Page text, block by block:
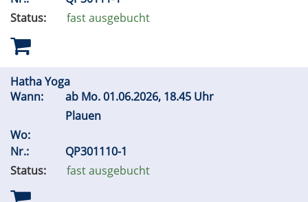
Status:
fast ausgebucht
Hatha Yoga
Wann:
ab Mo.01.06.2026, 18.45 Uhr
Plauen
Wo:
Nr.:
QP301110-1
Status:
fast ausgebucht